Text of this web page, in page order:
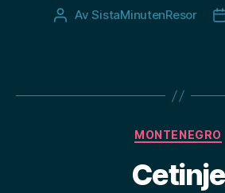
Inläggsförfattare
AvSistaMinutenResor
MONTENEGRO
Cetinje